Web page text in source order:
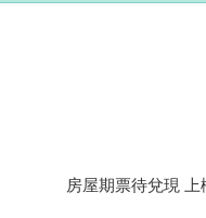
房屋期票待兌現